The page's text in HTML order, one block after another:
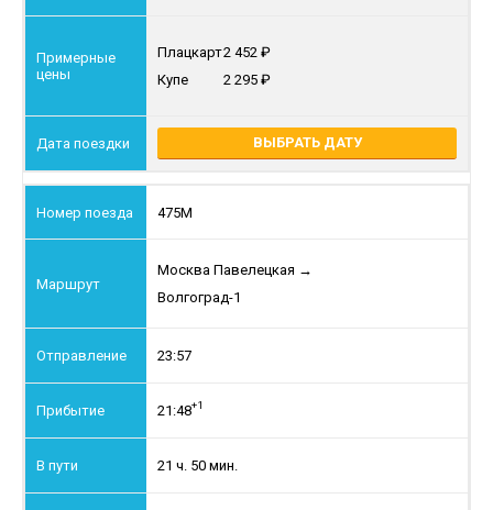
Плацкарт2 452
Купе
2 295
ВЫБРАТЬ ДАТУ
475М
Москва Павелецкая →
Волгоград-1
23:57
21:48+1
21 ч. 50 мин.